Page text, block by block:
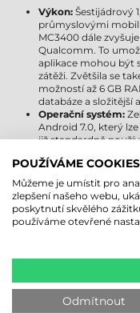
Výkon: Šestijádrový
průmyslovými
MC3400 dále
Qualcomm. To
aplikace mohou být
zátěži. Zvětšila se
možností až 6 GB
databáze a složitější
Operační systém:
Android 7.0, který
již standardně
podporu, vylepšené
Displej:Obě zařízení
který je odolný vůči
přichází s
venku, takže zůstává
rychlejší, stabilnější
síťových
Bluetooth 5.1, která
dosah. Modely
POUŽÍVÁME COOKIES
Můžeme je umístit pro
zlepšení našeho webu,
poskytnutí skvělého
používáme otevřené
Odmítnout